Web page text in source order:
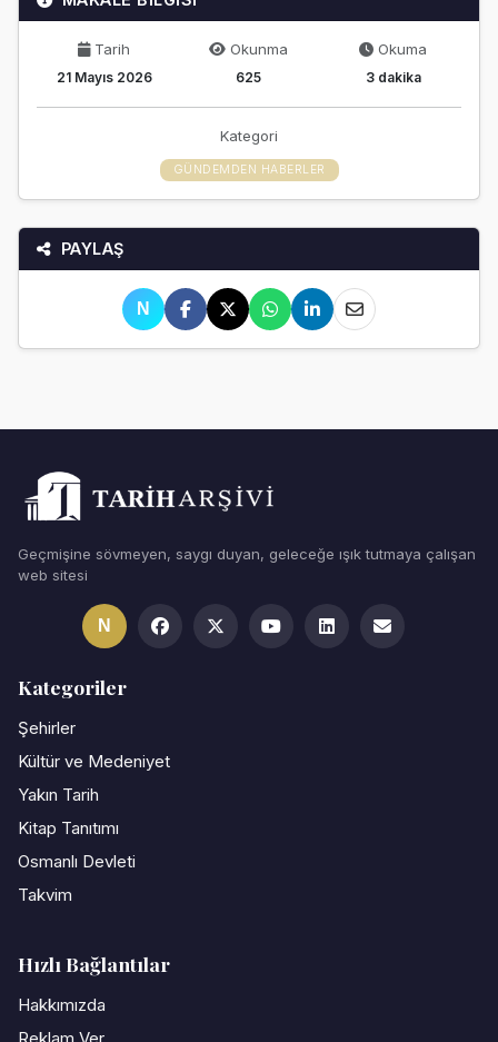
Tarih
21 Mayıs 2026
Okunma
625
Okuma
3 dakika
Kategori
GÜNDEMDEN HABERLER
PAYLAŞ
N
Geçmişine sövmeyen, saygı duyan, geleceğe ışık tutmaya çalışan
web sitesi
N
Kategoriler
Şehirler
Kültür ve Medeniyet
Yakın Tarih
Kitap Tanıtımı
Osmanlı Devleti
Takvim
Hızlı Bağlantılar
Hakkımızda